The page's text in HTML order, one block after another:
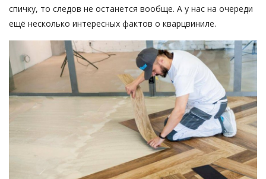
спичку, то следов не останется вообще. А у нас на очереди
ещё несколько интересных фактов о кварцвиниле.